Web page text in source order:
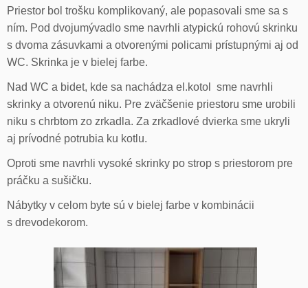
Priestor bol trošku komplikovaný, ale popasovali sme sa s
ním. Pod dvojumývadlo sme navrhli atypickú rohovú skrinku
s dvoma zásuvkami a otvorenými policami prístupnými aj od
WC. Skrinka je v bielej farbe.
Nad WC a bidet, kde sa nachádza el.kotol sme navrhli
skrinky a otvorenú niku. Pre zväčšenie priestoru sme urobili
niku s chrbtom zo zrkadla. Za zrkadlové dvierka sme ukryli
aj prívodné potrubia ku kotlu.
Oproti sme navrhli vysoké skrinky po strop s priestorom pre
práčku a sušičku.
Nábytky v celom byte sú v bielej farbe v kombinácii
s drevodekorom.